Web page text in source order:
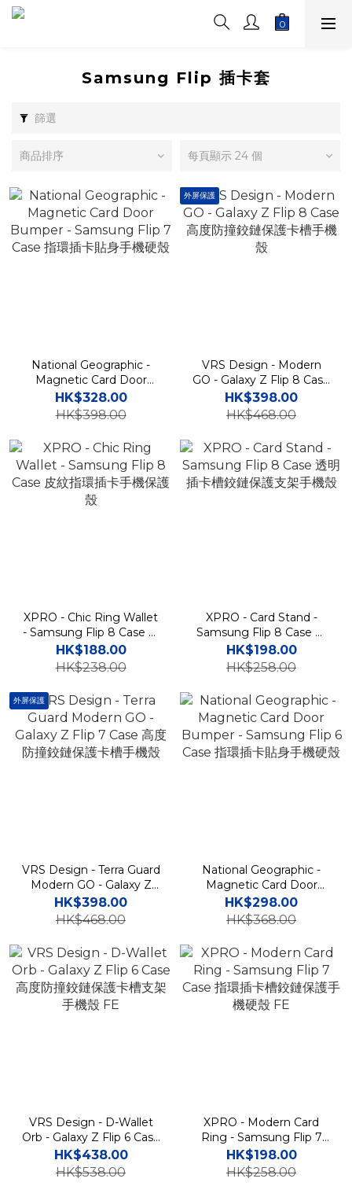
Samsung Flip 插卡套
篩選
商品排序 每頁顯示 24 個
National Geographic -
Magnetic Card Door
Bumper - Samsung Flip
7 Case 指環插卡貼身手機硬
HK$328.00
HK$398.00
外屏保護
VRS Design - Modern
GO - Galaxy Z Flip 8 Case
高度防撞鉸鏈保護卡槽手機
殼
HK$398.00
HK$468.00
XPRO - Chic Ring Wallet
- Samsung Flip 8 Case 皮
紋指環插卡手機保護殼
HK$188.00
HK$238.00
XPRO - Card Stand -
Samsung Flip 8 Case 透
明插卡槽鉸鏈保護支架手機
殼
HK$198.00
HK$258.00
外屏保護
VRS Design - Terra Guard
Modern GO - Galaxy Z
Flip 7 Case 高度防撞鉸鏈保
護卡槽手機殼
HK$398.00
HK$468.00
National Geographic -
Magnetic Card Door
Bumper - Samsung Flip
6 Case 指環插卡貼身手機硬
HK$298.00
HK$368.00
VRS Design - D-Wallet
Orb - Galaxy Z Flip 6 Case
高度防撞鉸鏈保護卡槽支架
手機殼 FE
HK$438.00
HK$538.00
XPRO - Modern Card
Ring - Samsung Flip 7
Case 指環插卡槽鉸鏈保護
手機硬殼 FE
HK$198.00
HK$258.00